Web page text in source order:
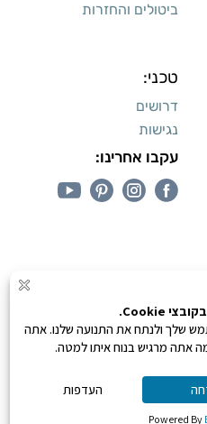
ביטולים והחזרות
טכני:
דרושים
נגישות
עקבו אחרינו:
טוינה © 2026,